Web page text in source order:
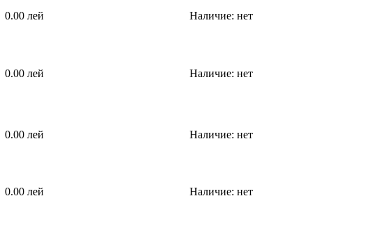
0.00 лей Наличие: нет
0.00 лей Наличие: нет
0.00 лей Наличие: нет
0.00 лей Наличие: нет